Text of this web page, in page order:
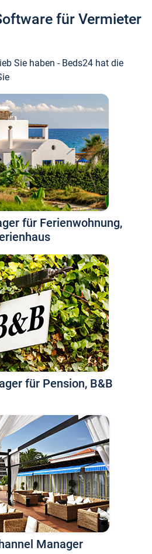
für Vermieter
Sie haben - Beds24 hat die
für Ferienwohnung,
für Pension, B&B
Manager